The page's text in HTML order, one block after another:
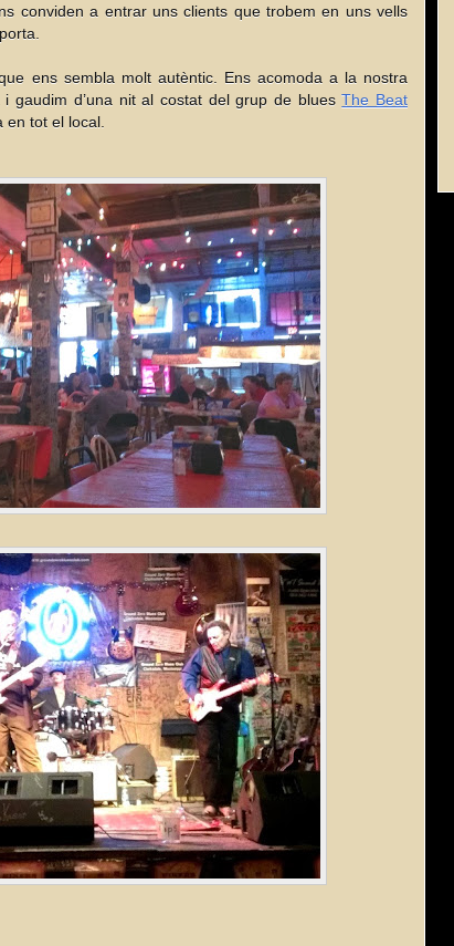
conviden a entrar uns clients que trobem en uns vells
ens sembla molt autèntic. Ens acomoda a la nostra
gaudim d’una nit al costat del grup de bluesThe Beat
tot el local.